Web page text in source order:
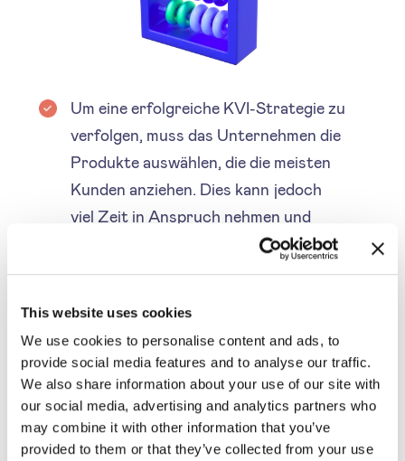
This website uses cookies
We use cookies to personalise content and ads, to
provide social media features and to analyse our traffic.
We also share information about your use of our site with
our social media, advertising and analytics partners who
may combine it with other information that you’ve
provided to them or that they’ve collected from your use
Um eine erfolgreiche KVI-Strategie zu
verfolgen, muss das Unternehmen die
Produkte auswählen, die die meisten
Kunden anziehen. Dies kann jedoch
viel Zeit in Anspruch nehmen und
erfordert unterschiedliche Analysen.
Mit Hilfe einer intelligenten
SYMSON wird der Prozess jedoch
erheblich rationalisiert.
Ähnlich wie die Artikel mit dem
Schlüsselwert müssen die Artikel, die
häufig mit ihnen gekauft werden, sehr